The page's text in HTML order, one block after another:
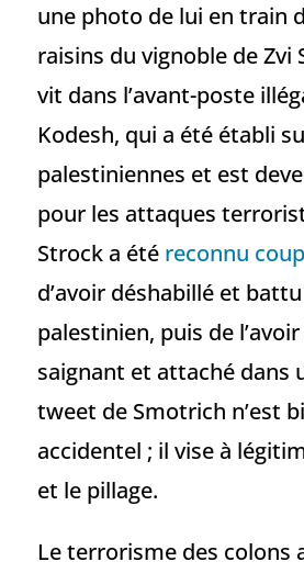
une photo de lui en train
raisins du vignoble de Zvi
vit dans l’avant-poste
Kodesh, qui a été établi
palestiniennes et est
pour les attaques
Strock a été reconnu
d’avoir déshabillé et
palestinien, puis de
saignant et attaché dans
tweet de Smotrich n’est
accidentel ; il vise à
et le pillage.
Le terrorisme des colons